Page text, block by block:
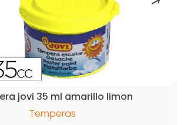
jovi 35 ml amarillo limon
Temperas